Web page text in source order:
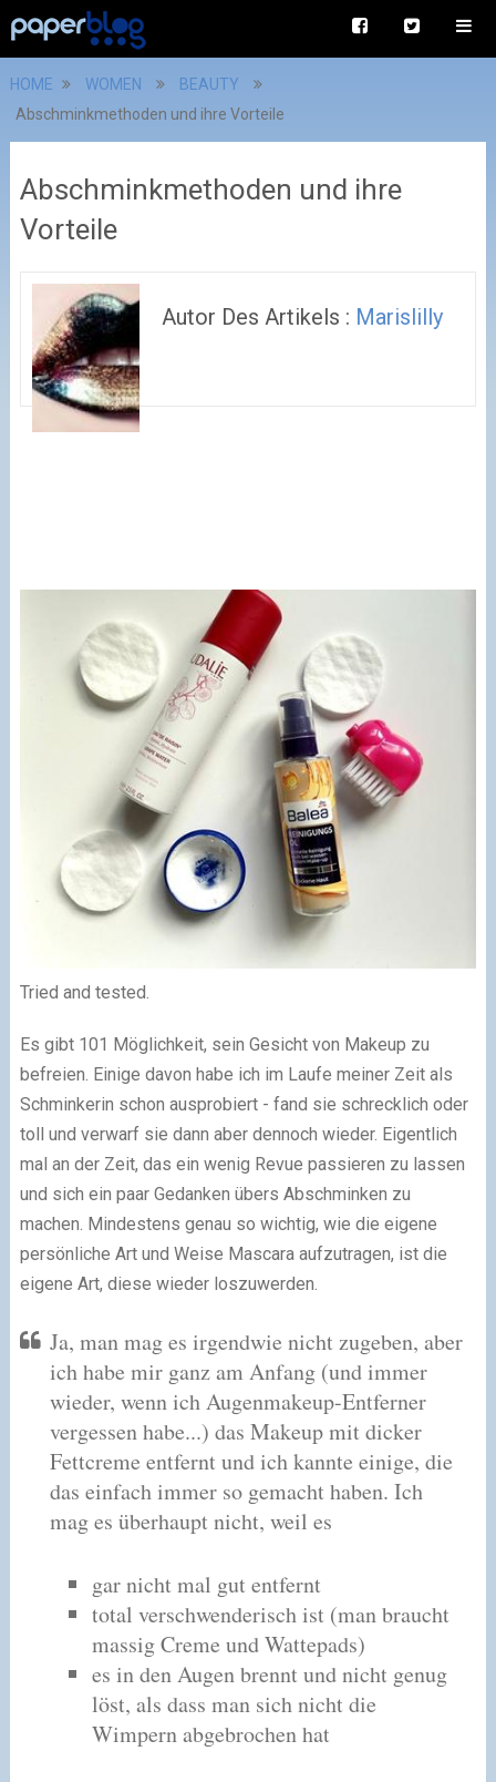
HOME WOMEN
BEAUTY
Abschminkmethoden und ihre Vorteile
Abschminkmethoden und ihre
Vorteile
Autor Des Artikels : Marislilly
Tried and tested.
Es gibt 101 Möglichkeit, sein Gesicht von Makeup zu
befreien. Einige davon habe ich im Laufe meiner Zeit als
Schminkerin schon ausprobiert - fand sie schrecklich oder
toll und verwarf sie dann aber dennoch wieder. Eigentlich
mal an der Zeit, das ein wenig Revue passieren zu lassen
und sich ein paar Gedanken übers Abschminken zu
machen. Mindestens genau so wichtig, wie die eigene
persönliche Art und Weise Mascara aufzutragen, ist die
eigene Art, diese wieder loszuwerden.
Ja, man mag es irgendwie nicht zugeben, aber
ich habe mir ganz am Anfang (und immer
wieder, wenn ich Augenmakeup-Entferner
vergessen habe...) das Makeup mit dicker
Fettcreme entfernt und ich kannte einige, die
das einfach immer so gemacht haben. Ich
mag es überhaupt nicht, weil es
gar nicht mal gut entfernt
total verschwenderisch ist (man braucht
massig Creme und Wattepads)
es in den Augen brennt und nicht genug
löst, als dass man sich nicht die
Wimpern abgebrochen hat